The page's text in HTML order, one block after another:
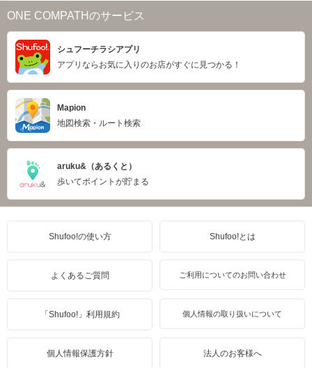
ONE COMPATHのサービス
シュフーチラシアプリ
アプリならお気に入りのお店がすぐに見つかる！
Mapion
地図検索・ルート検索
aruku&（あるくと）
歩いてポイントが貯まる
Shufoo!の使い方 Shufoo!とは
よくあるご質問 ご利用についてのお問い合わせ
「Shufoo!」利用規約 個人情報の取り扱いについて
個人情報保護方針 法人のお客様へ